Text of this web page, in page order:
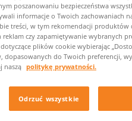
użyć mniejszej
SKLEPU
poszanowaniu bezpieczeństwa
informacje o Twoich zachowaniach
treści, w tym rekomendacji produktów
czy zapamiętywanie wybranych
plików cookie wybierając
do Twoich preferencji,
naszą politykę prywatności.
Odrzuć wszystkie